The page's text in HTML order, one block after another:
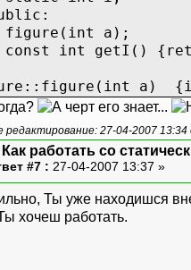
a);
int getI()
a)
редактирование: 27-04-2007
Как работать со
#7 : 27-04-2007 13:37 »
Ты уже находишся
хочеш работать.